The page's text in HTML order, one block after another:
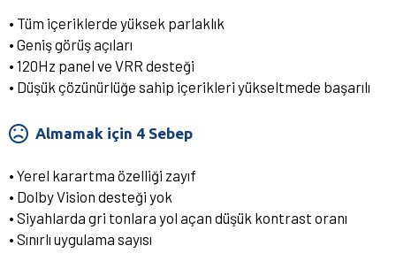
• Tüm içeriklerde yüksek parlaklık
• Geniş görüş açıları
• 120Hz panel ve VRR desteği
• Düşük çözünürlüğe sahip içerikleri yükseltmede başarılı
Almamak için 4 Sebep
• Yerel karartma özelliği zayıf
• Dolby Vision desteği yok
• Siyahlarda gri tonlara yol açan düşük kontrast oranı
• Sınırlı uygulama sayısı